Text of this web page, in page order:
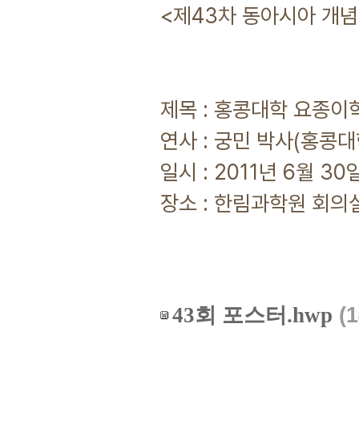
<제43차 동아시아 개
제목 : 홍콩대학 요종
연사 : 궁민 박사(홍콩
일시 : 2011년 6월
장소 : 한림과학원 회
43회 포스터.hwp